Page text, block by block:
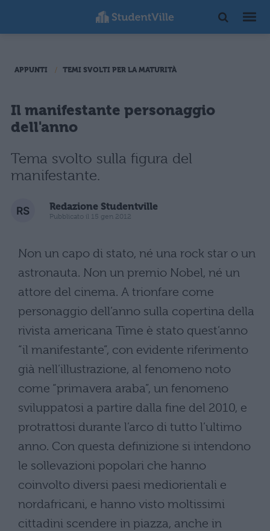
APPUNTI TEMI SVOLTI PER LA MATURITÀ
Il manifestante personaggio
dell'anno
Tema svolto sulla figura del
manifestante.
Redazione Studentville
Pubblicato il 15 gen 2012
Non un capo di stato, né una rock star o un
astronauta. Non un premio Nobel, né un
attore del cinema. A trionfare come
personaggio dell’anno sulla copertina della
rivista americana Time è stato quest’anno
“il manifestante”, con evidente riferimento
già nell’illustrazione, al fenomeno noto
come “primavera araba”, un fenomeno
sviluppatosi a partire dalla fine del 2010, e
protrattosi durante l’arco di tutto l’ultimo
anno. Con questa definizione si intendono
le sollevazioni popolari che hanno
coinvolto diversi paesi mediorientali e
nordafricani, e hanno visto moltissimi
cittadini scendere in piazza, anche in